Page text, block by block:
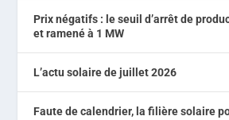
Prix négatifs : le seuil d’arrêt de
et ramené à 1 MW
L’actu solaire de juillet 2026
Faute de calendrier, la filière solaire